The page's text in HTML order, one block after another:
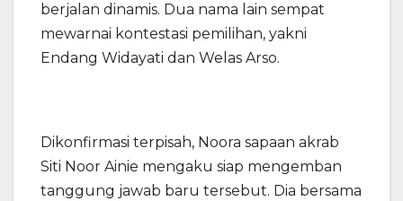
berjalan dinamis. Dua nama lain sempat
mewarnai kontestasi pemilihan, yakni
Endang Widayati dan Welas Arso.
Dikonfirmasi terpisah, Noora sapaan akrab
Siti Noor Ainie mengaku siap mengemban
tanggung jawab baru tersebut. Dia bersama